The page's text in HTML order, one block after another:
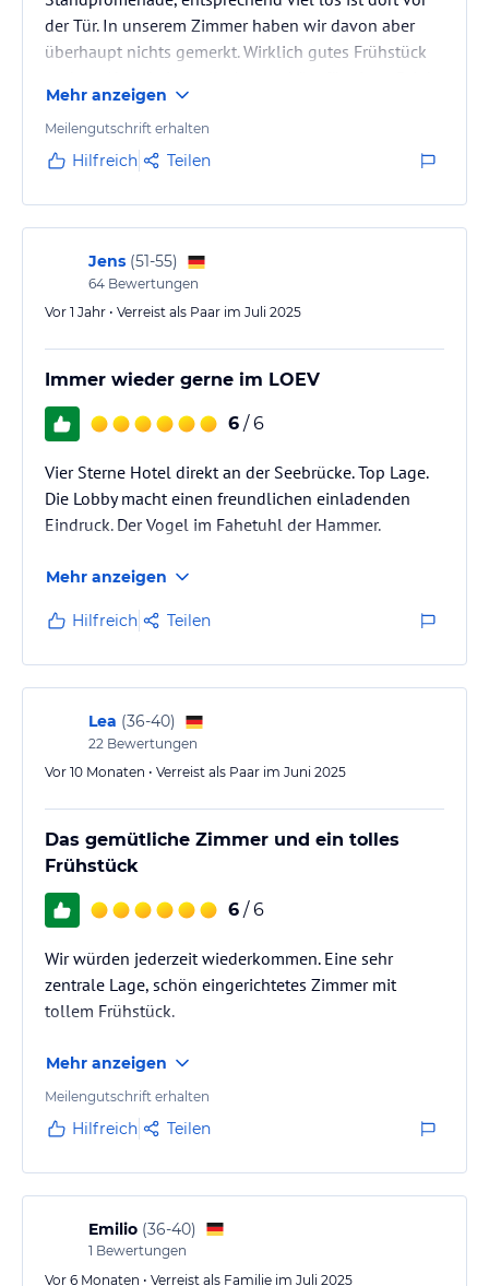
der Tür. In unserem Zimmer haben wir davon aber
überhaupt nichts gemerkt. Wirklich gutes Frühstück
Wir kommen wieder!
Mehr anzeigen
Meilengutschrift erhalten
Hilfreich Teilen
Jens (51-55)
64 Bewertungen
Vor 1 Jahr • Verreist als Paar im Juli 2025
Immer wieder gerne im LOEV
6 / 6
Vier Sterne Hotel direkt an der Seebrücke. Top Lage.
Die Lobby macht einen freundlichen einladenden
Eindruck. Der Vogel im Fahetuhl der Hammer.
Mehr anzeigen
Hilfreich Teilen
Lea (36-40)
22 Bewertungen
Vor 10 Monaten • Verreist als Paar im Juni 2025
Das gemütliche Zimmer und ein tolles
Frühstück
6 / 6
Wir würden jederzeit wiederkommen. Eine sehr
zentrale Lage, schön eingerichtetes Zimmer mit
tollem Frühstück.
Mehr anzeigen
Meilengutschrift erhalten
Hilfreich Teilen
Emilio (36-40)
1 Bewertungen
Vor 6 Monaten • Verreist als Familie im Juli 2025